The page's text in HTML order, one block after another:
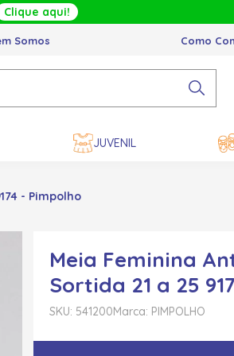
Clique aqui!
Somos Como
JUVENIL
- Pimpolho
Meia Feminina
Sortida 21 a 25
SKU: 541200Marca: PIMPOLHO